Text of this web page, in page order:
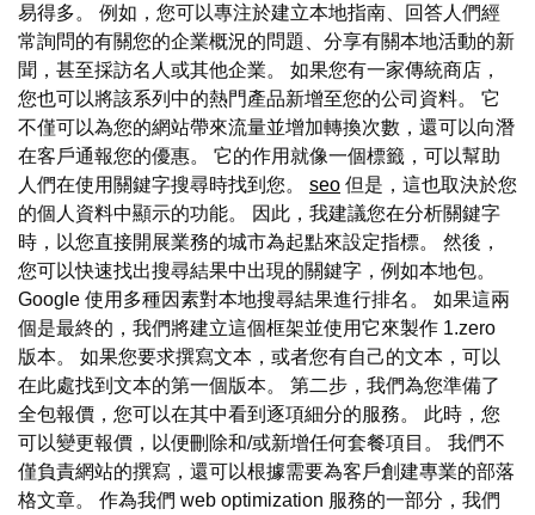
易得多。 例如，您可以專注於建立本地指南、回答人們經
常詢問的有關您的企業概況的問題、分享有關本地活動的新
聞，甚至採訪名人或其他企業。 如果您有一家傳統商店，
您也可以將該系列中的熱門產品新增至您的公司資料。 它
不僅可以為您的網站帶來流量並增加轉換次數，還可以向潛
在客戶通報您的優惠。 它的作用就像一個標籤，可以幫助
人們在使用關鍵字搜尋時找到您。 seo 但是，這也取決於您
的個人資料中顯示的功能。 因此，我建議您在分析關鍵字
時，以您直接開展業務的城市為起點來設定指標。 然後，
您可以快速找出搜尋結果中出現的關鍵字，例如本地包。
Google 使用多種因素對本地搜尋結果進行排名。 如果這兩
個是最終的，我們將建立這個框架並使用它來製作 1.zero
版本。 如果您要求撰寫文本，或者您有自己的文本，可以
在此處找到文本的第一個版本。 第二步，我們為您準備了
全包報價，您可以在其中看到逐項細分的服務。 此時，您
可以變更報價，以便刪除和/或新增任何套餐項目。 我們不
僅負責網站的撰寫，還可以根據需要為客戶創建專業的部落
格文章。 作為我們 web optimization 服務的一部分，我們